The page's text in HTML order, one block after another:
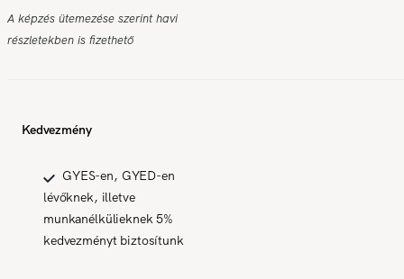
A képzés ütemezése szerint havi
részletekben is fizethető
Kedvezmény
GYES-en, GYED-en
lévőknek, illetve
munkanélkülieknek 5%
kedvezményt biztosítunk